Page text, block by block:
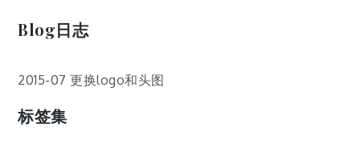
Blog日志
2015-07 更换logo和头图
标签集